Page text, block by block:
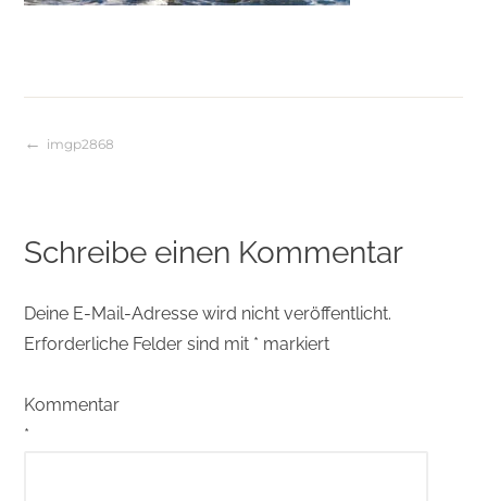
Beitragsnavigation
imgp2868
Schreibe einen Kommentar
Deine E-Mail-Adresse wird nicht veröffentlicht.
Erforderliche Felder sind mit * markiert
Kommentar
*